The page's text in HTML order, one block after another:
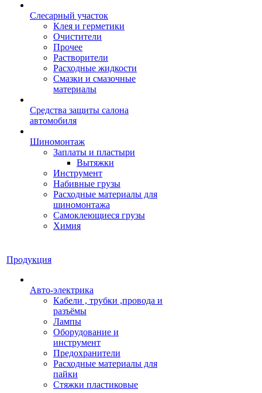
Слесарный участок
Клея и герметики
Очистители
Прочее
Растворители
Расходные жидкости
Смазки и смазочные
материалы
Средства защиты салона
автомобиля
Шиномонтаж
Заплаты и пластыри
Вытяжки
Инструмент
Набивные грузы
Расходные материалы для
шиномонтажа
Самоклеющиеся грузы
Химия
Продукция
Авто-электрика
Кабели , трубки ,провода и
разъёмы
Лампы
Оборудование и
инструмент
Предохранители
Расходные материалы для
пайки
Стяжки пластиковые